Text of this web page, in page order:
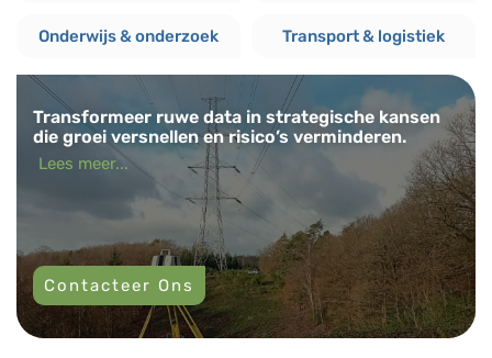
Onderwijs & onderzoek Transport & logistiek
Transformeer ruwe data in strategische kansen
die groei versnellen en risico’s verminderen.
Lees meer...
Contacteer Ons